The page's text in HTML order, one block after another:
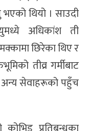
थियो । साउदी
अधिकांश ती
छिरेका थिए र
तीव्र गर्मीबाट
सेवाहरूको पहुँच